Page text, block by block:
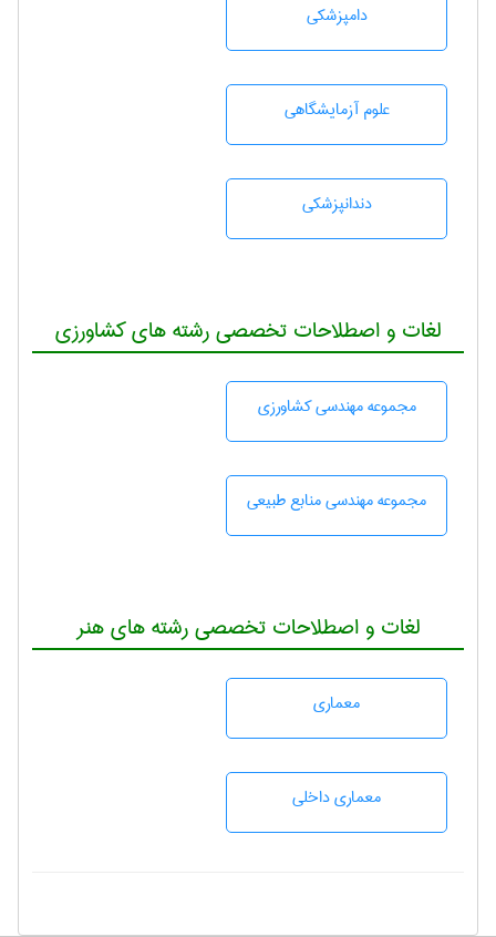
دامپزشكی
علوم آزمايشگاهی
دندانپزشكی
لغات و اصطلاحات تخصصی رشته های کشاورزی
مجموعه مهندسی كشاورزی
مجموعه مهندسی منابع طبيعی
لغات و اصطلاحات تخصصی رشته های هنر
معماری
معماری داخلی